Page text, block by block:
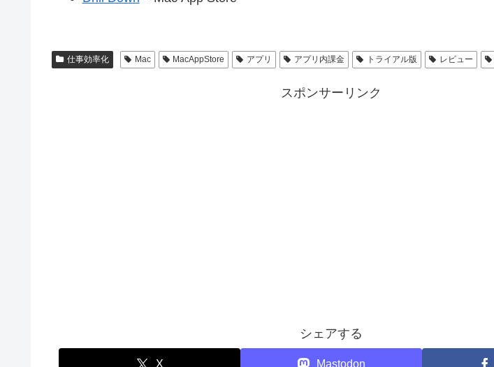
仕事効率化 Mac MacAppStore アプリ アプリ内課金 トライアル版 レビュー
スポンサーリンク
シェアする
X Mastodon